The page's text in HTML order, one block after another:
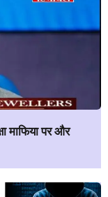
माफिया पर और